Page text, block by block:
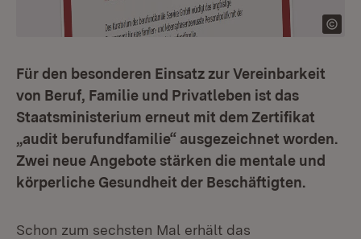
Für den besonderen Einsatz zur Vereinbarkeit
von Beruf, Familie und Privatleben ist das
Staatsministerium erneut mit dem Zertifikat
„audit berufundfamilie“ ausgezeichnet worden.
Zwei neue Angebote stärken die mentale und
körperliche Gesundheit der Beschäftigten.
Schon zum sechsten Mal erhält das